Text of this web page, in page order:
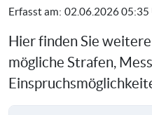
Erfasst am: 02.06.2026 05:35
Hier finden Sie
mögliche Strafen,